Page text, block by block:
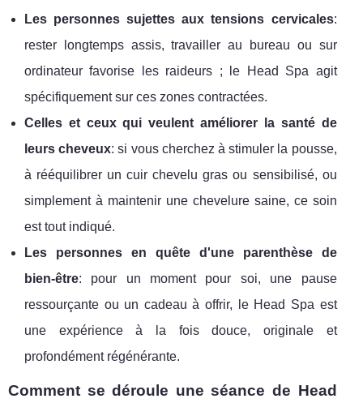
Les personnes sujettes aux tensions cervicales:
rester longtemps assis, travailler au bureau ou sur
ordinateur favorise les raideurs ; le Head Spa agit
spécifiquement sur ces zones contractées.
Celles et ceux qui veulent améliorer la santé de
leurs cheveux: si vous cherchez à stimuler la pousse,
à rééquilibrer un cuir chevelu gras ou sensibilisé, ou
simplement à maintenir une chevelure saine, ce soin
est tout indiqué.
Les personnes en quête d'une parenthèse de
bien-être: pour un moment pour soi, une pause
ressourçante ou un cadeau à offrir, le Head Spa est
une expérience à la fois douce, originale et
profondément régénérante.
Comment se déroule une séance de Head